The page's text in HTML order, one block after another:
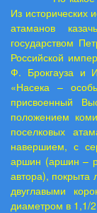
Из исторических
атаманов
государством
Российской
Ф. Брокгауза и
«Насека –
присвоенный
положением
поселковых
навершием, с
аршин (аршин –
автора), покрыта
двуглавыми
диаметром в 1,1/